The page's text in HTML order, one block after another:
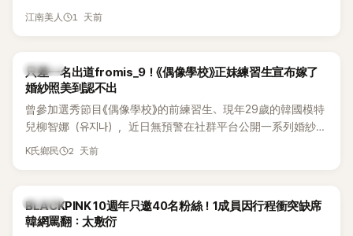
起踏上瑞士之旅，也讓粉絲紛紛好奇：「他們到底是怎麼認識
江南美人 1 天前
K-POP
只差一名出道fromis_9！《偶像學校》正妹練習生宣布嫁了
婚紗照美到認不出
曾參加選秀節目《偶像學校》的前練習生、現年29歲的韓國模特
兒柳智娜（유지나），近日無預警在社群平台公開一系列婚紗
照，親自宣布即將步入婚姻，消息曝光後讓不少曾追看節目的
K氏鄉民 2 天前
K-POP
BLACKPINK 10週年只邀40名粉絲！1成員因行程衝突缺席
韓網罵翻：太敷衍